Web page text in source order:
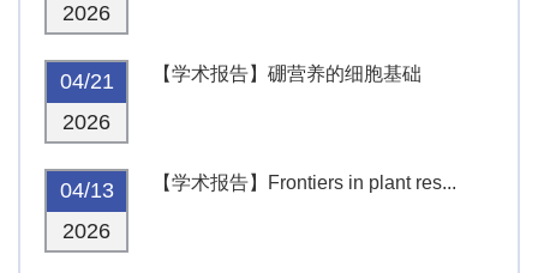
2026
04/21
2026
【学术报告】硼营养的细胞基础
04/13
2026
【学术报告】Frontiers in plant res...